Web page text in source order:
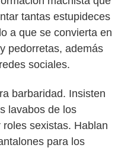
tantas estupideces
a que se convierta en
pedorretas, además
sociales.
barbaridad. Insisten
lavabos de los
sexistas. Hablan
para los